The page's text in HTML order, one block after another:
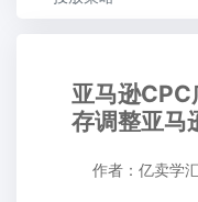
亚马逊CPC
存调整亚马
作者：亿卖学汇